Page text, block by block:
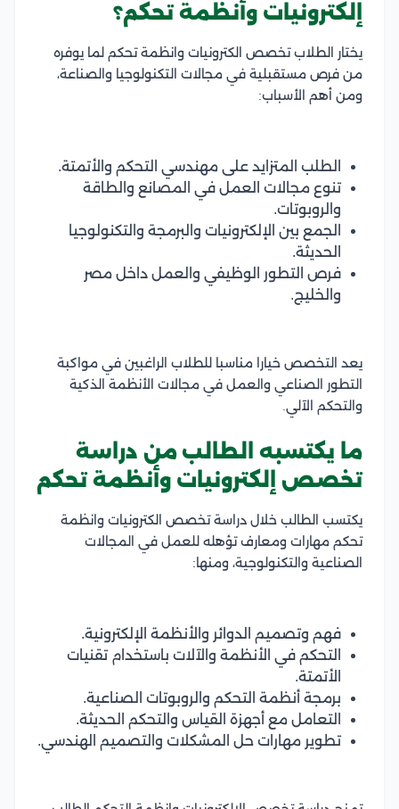
إلكترونيات وأنظمة تحكم؟
يختار الطلاب تخصص الكترونيات وانظمة تحكم لما يوفره
من فرص مستقبلية في مجالات التكنولوجيا والصناعة،
ومن أهم الأسباب:
الطلب المتزايد على مهندسي التحكم والأتمتة.
تنوع مجالات العمل في المصانع والطاقة
والروبوتات.
الجمع بين الإلكترونيات والبرمجة والتكنولوجيا
الحديثة.
فرص التطور الوظيفي والعمل داخل مصر
والخليج.
يعد التخصص خيارا مناسبا للطلاب الراغبين في مواكبة
التطور الصناعي والعمل في مجالات الأنظمة الذكية
والتحكم الآلي.
ما يكتسبه الطالب من دراسة
تخصص إلكترونيات وأنظمة تحكم
يكتسب الطالب خلال دراسة تخصص الكترونيات وانظمة
تحكم مهارات ومعارف تؤهله للعمل في المجالات
الصناعية والتكنولوجية، ومنها:
فهم وتصميم الدوائر والأنظمة الإلكترونية.
التحكم في الأنظمة والآلات باستخدام تقنيات
الأتمتة.
برمجة أنظمة التحكم والروبوتات الصناعية.
التعامل مع أجهزة القياس والتحكم الحديثة.
تطوير مهارات حل المشكلات والتصميم الهندسي.